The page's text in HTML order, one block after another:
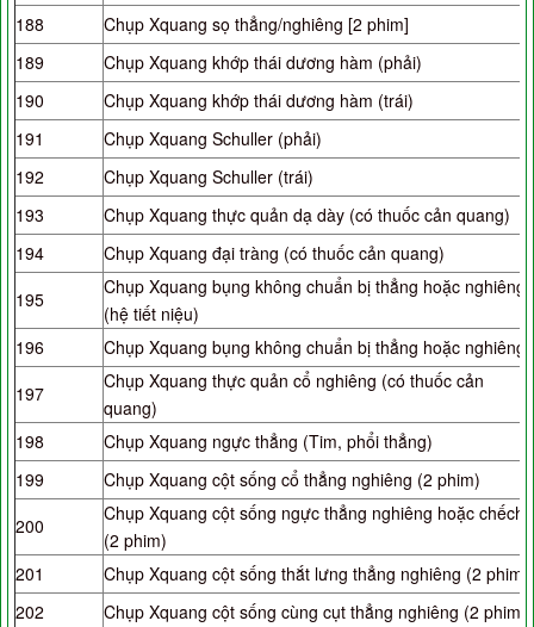
188
Chụp Xquang sọ thẳng/nghiêng [2 phim]
189
Chụp Xquang khớp thái dương hàm (phải)
190
Chụp Xquang khớp thái dương hàm (trái)
191
Chụp Xquang Schuller (phải)
192
Chụp Xquang Schuller (trái)
193
Chụp Xquang thực quản dạ dày (có thuốc cản quang)
194
Chụp Xquang đại tràng (có thuốc cản quang)
195
Chụp Xquang bụng không chuẩn bị thẳng hoặc nghiêng
(hệ tiết niệu)
196
Chụp Xquang bụng không chuẩn bị thẳng hoặc nghiêng
197
Chụp Xquang thực quản cổ nghiêng (có thuốc cản
quang)
198
Chụp Xquang ngực thẳng (Tim, phổi thẳng)
199
Chụp Xquang cột sống cổ thẳng nghiêng (2 phim)
200
Chụp Xquang cột sống ngực thẳng nghiêng hoặc chếch
(2 phim)
201
Chụp Xquang cột sống thắt lưng thẳng nghiêng (2 phim)
202
Chụp Xquang cột sống cùng cụt thẳng nghiêng (2 phim)